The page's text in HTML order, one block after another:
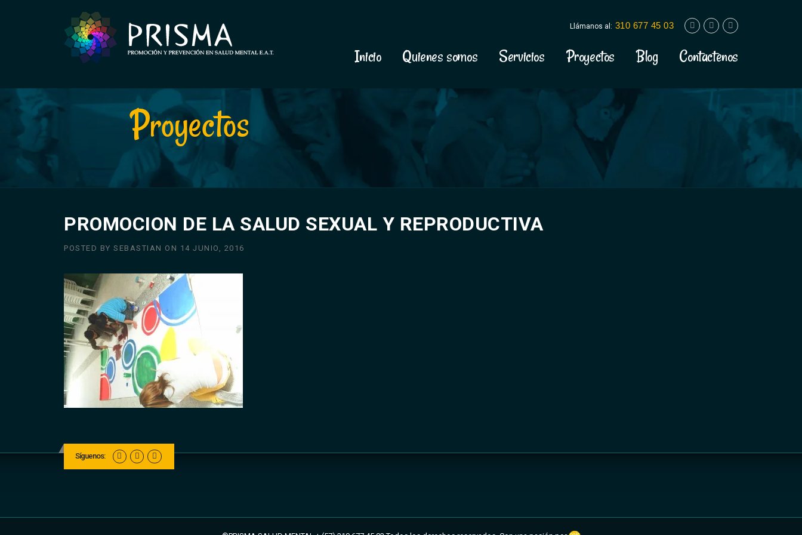
Llámanos al: 310 677 45 03
Inicio Quienes somos Servicios Proyectos Blog Contactenos
Proyectos
PROMOCION DE LA SALUD SEXUAL Y REPRODUCTIVA
POSTED BY SEBASTIAN ON 14 JUNIO, 2016
Síguenos: